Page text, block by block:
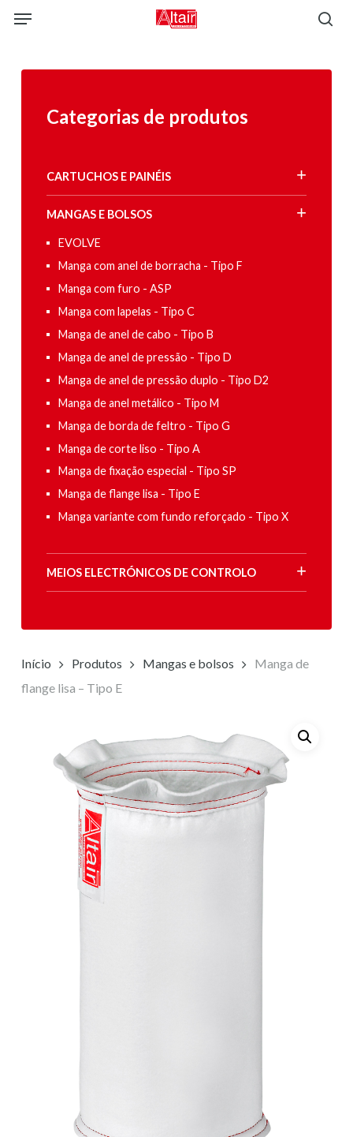
content
Menu
Categorias de produtos
CARTUCHOS E PAINÉIS
MANGAS E BOLSOS
EVOLVE
Manga com anel de borracha - Tipo F
Manga com furo - ASP
Manga com lapelas - Tipo C
Manga de anel de cabo - Tipo B
Manga de anel de pressão - Tipo D
Manga de anel de pressão duplo - Tipo D2
Manga de anel metálico - Tipo M
Manga de borda de feltro - Tipo G
Manga de corte liso - Tipo A
Manga de fixação especial - Tipo SP
Manga de flange lisa - Tipo E
Manga variante com fundo reforçado - Tipo X
MEIOS ELECTRÓNICOS DE CONTROLO
Início Produtos Mangas e bolsos
Manga de
flange lisa – Tipo E